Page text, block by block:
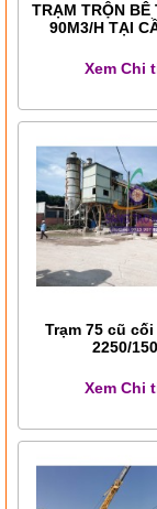
TRẠM TRỘN BÊ
90M3/H TẠI
Xem Chi
Trạm 75 cũ
2250/
Xem Chi